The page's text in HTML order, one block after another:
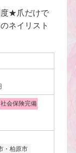
★爪だけで
ネイリスト
社会保険完備
・柏原市